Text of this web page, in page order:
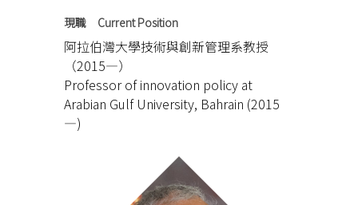
現職 Current Position
阿拉伯灣大學技術與創新管理系教授
（2015—）
Professor of innovation policy at
Arabian Gulf University, Bahrain (2015
—)